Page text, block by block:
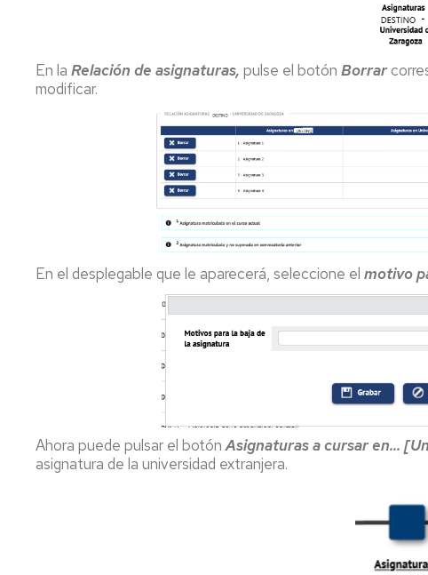
En la Relación de asignaturas, pulse el botón Borrar
modificar.
En el desplegable que le aparecerá, seleccione el motivo
Ahora puede pulsar el botónAsignaturas a cursar en...
asignatura de la universidad extranjera.